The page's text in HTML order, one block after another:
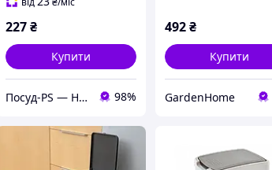
227₴
Купити
Посуд-PS — Horeca Посуд Подарунки 98%
492 ₴
Купити
GardenHome